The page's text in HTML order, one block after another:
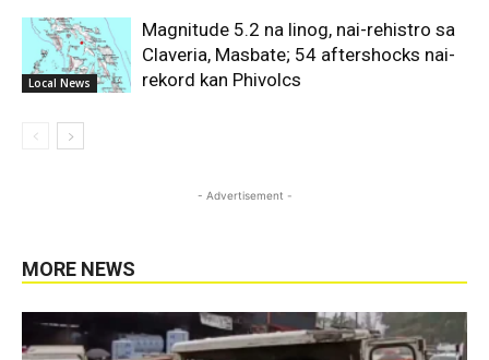
Local News
Magnitude 5.2 na linog, nai-rehistro sa
Claveria, Masbate; 54 aftershocks nai-
rekord kan Phivolcs
- Advertisement -
MORE NEWS